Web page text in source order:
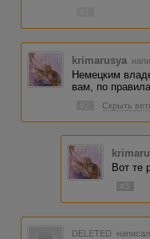
krimarusya
Немецким
вам, по
Скрыть
Вот те
#3
DELETED